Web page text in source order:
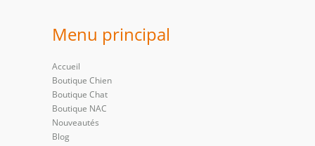
Menu principal
Accueil
Boutique Chien
Boutique Chat
Boutique NAC
Nouveautés
Blog